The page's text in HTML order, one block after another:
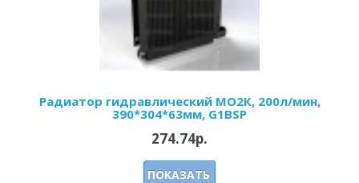
Радиатор гидравлический МО2К, 200л/мин,
390*304*63мм, G1BSP
274.74р.
ПОКАЗАТЬ